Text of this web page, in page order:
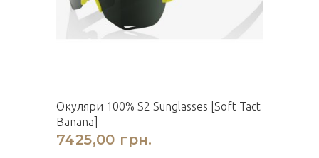
Окуляри 100% S2 Sunglasses [Soft Tact
Banana]
7425,00 грн.